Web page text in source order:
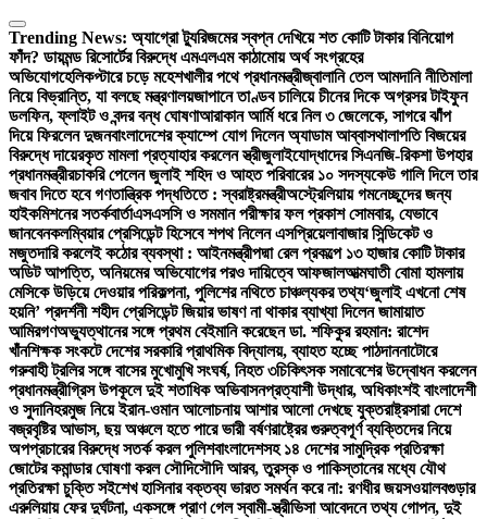
Skip
to
content
Trending News: অ্যাগ্রো ট্যুরিজমের স্বপ্ন দেখিয়ে শত কোটি টাকার বিনিয়োগ
ফাঁদ? ডায়মন্ড রিসোর্টের বিরুদ্ধে এমএলএম কাঠামোয় অর্থ সংগ্রহের
অভিযোগহেলিকপ্টারে চড়ে মহেশখালীর পথে প্রধানমন্ত্রীজ্বালানি তেল আমদানি নীতিমালা
নিয়ে বিভ্রান্তি, যা বলছে মন্ত্রণালয়জাপানে তাণ্ডব চালিয়ে চীনের দিকে অগ্রসর টাইফুন
ডলফিন, ফ্লাইট ও বন্দর বন্ধ ঘোষণাআরাকান আর্মি ধরে নিল ৩ জেলেকে, সাগরে ঝাঁপ
দিয়ে ফিরলেন দুজনবাংলাদেশের ক্যাম্পে যোগ দিলেন অ্যাডাম আব্বাসথালাপতি বিজয়ের
বিরুদ্ধে দায়েরকৃত মামলা প্রত্যাহার করলেন স্ত্রীজুলাইযোদ্ধাদের সিএনজি-রিকশা উপহার
প্রধানমন্ত্রীরচাকরি পেলেন জুলাই শহিদ ও আহত পরিবারের ১০ সদস্যকেউ গালি দিলে তার
জবাব দিতে হবে গণতান্ত্রিক পদ্ধতিতে : স্বরাষ্ট্রমন্ত্রীঅস্ট্রেলিয়ায় গমনেচ্ছুদের জন্য
হাইকমিশনের সতর্কবার্তাএসএসসি ও সমমান পরীক্ষার ফল প্রকাশ সোমবার, যেভাবে
জানবেনকলম্বিয়ার প্রেসিডেন্ট হিসেবে শপথ নিলেন এসপ্রিয়েলাবাজার সিন্ডিকেট ও
মজুতদারি করলেই কঠোর ব্যবস্থা : আইনমন্ত্রীপদ্মা রেল প্রকল্পে ১৩ হাজার কোটি টাকার
অডিট আপত্তি, অনিয়মের অভিযোগের পরও দায়িত্বে আফজালআত্মঘাতী বোমা হামলায়
মেসিকে উড়িয়ে দেওয়ার পরিকল্পনা, পুলিশের নথিতে চাঞ্চল্যকর তথ্য‘জুলাই এখনো শেষ
হয়নি’ প্রদর্শনী শহীদ প্রেসিডেন্ট জিয়ার ভাষণ না থাকার ব্যাখ্যা দিলেন জামায়াত
আমিরগণঅভ্যুত্থানের সঙ্গে প্রথম বেইমানি করেছেন ডা. শফিকুর রহমান: রাশেদ
খাঁনশিক্ষক সংকটে দেশের সরকারি প্রাথমিক বিদ্যালয়, ব্যাহত হচ্ছে পাঠদাননাটোরে
গরুবাহী ট্রলির সঙ্গে বাসের মুখোমুখি সংঘর্ষ, নিহত ৩চিকিৎসক সমাবেশের উদ্বোধন করলেন
প্রধানমন্ত্রীগ্রিস উপকূলে দুই শতাধিক অভিবাসনপ্রত্যাশী উদ্ধার, অধিকাংশই বাংলাদেশী
ও সুদানিহরমুজ নিয়ে ইরান-ওমান আলোচনায় আশার আলো দেখছে যুক্তরাষ্ট্রসারা দেশে
বজ্রবৃষ্টির আভাস, ছয় অঞ্চলে হতে পারে ভারী বর্ষণরাষ্ট্রের গুরুত্বপূর্ণ ব্যক্তিদের নিয়ে
অপপ্রচারের বিরুদ্ধে সতর্ক করল পুলিশবাংলাদেশসহ ১৪ দেশের সামুদ্রিক প্রতিরক্ষা
জোটের কমান্ডার ঘোষণা করল সৌদিসৌদি আরব, তুরস্ক ও পাকিস্তানের মধ্যে যৌথ
প্রতিরক্ষা চুক্তি সইশেখ হাসিনার বক্তব্য ভারত সমর্থন করে না: রণধীর জয়সওয়ালবগুড়ার
এরুলিয়ায় ফের দুর্ঘটনা, একসঙ্গে প্রাণ গেল স্বামী-স্ত্রীভিসা আবেদনে তথ্য গোপন, দুই